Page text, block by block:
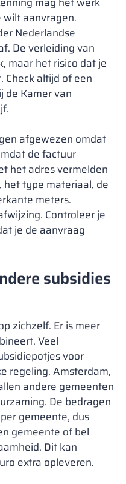
wilt aanvragen.
Nederlandse
De verleiding van
maar het risico dat je
Check altijd of een
de Kamer van
afgewezen omdat
de factuur
het adres vermelden
type materiaal, de
meters.
Controleer je
je de aanvraag
subsidies
zichzelf. Er is meer
Veel
voor
regeling. Amsterdam,
andere gemeenten
De bedragen
gemeente, dus
gemeente of bel
Dit kan
extra opleveren.